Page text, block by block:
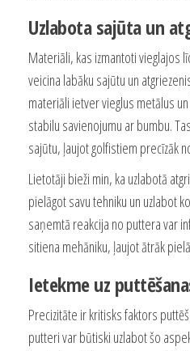
Uzlabota sajūta un
Materiāli, kas izmantoti vieglajos
veicina labāku sajūtu un
materiāli ietver vieglus metālus
stabilu savienojumu ar bumbu.
sajūtu, ļaujot golfistiem precīzāk
Lietotāji bieži min, ka uzlabotā
pielāgot savu tehniku un uzlabot
saņemtā reakcija no puttera var
sitiena mehāniku, ļaujot ātrāk
Ietekme uz
Precizitāte ir kritisks faktors
putteri var būtiski uzlabot šo